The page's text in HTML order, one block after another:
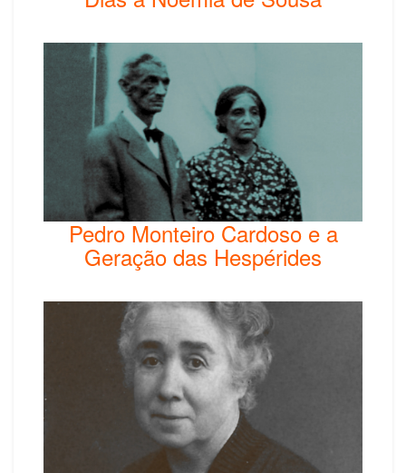
Pedro Monteiro Cardoso e a
Geração das Hespérides